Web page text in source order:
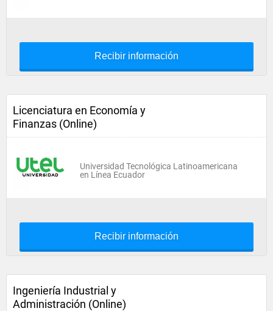
Recibir información
Licenciatura en Economía y
Finanzas (Online)
Universidad Tecnológica Latinoamericana
en Línea Ecuador
Recibir información
Ingeniería Industrial y
Administración (Online)